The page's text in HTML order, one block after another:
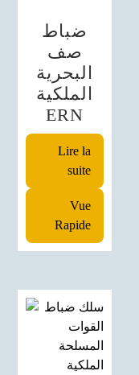
ضباط
صف
البحرية
الملكية
ERN
Lire la
suite
Vue
Rapide